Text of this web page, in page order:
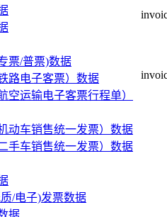
票/普票)数据
路电子客票）数据
空运输电子客票行程单）
动车销售统一发票）数据
手车销售统一发票）数据
/电子)发票数据
据